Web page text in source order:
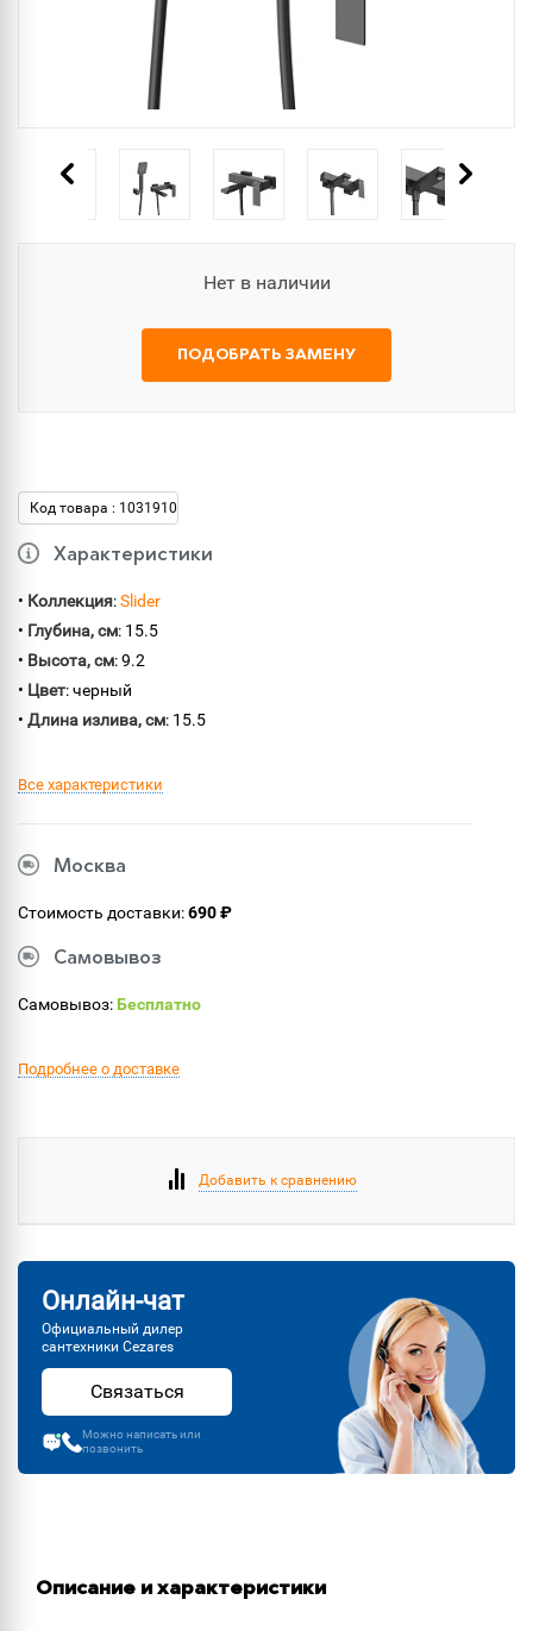
Нет в наличии
ПОДОБРАТЬ ЗАМЕНУ
Код товара : 1031910
Характеристики
• Коллекция:Slider
• Глубина, см: 15.5
• Высота, см: 9.2
• Цвет: черный
• Длина излива, см: 15.5
Все характеристики
Москва
Стоимость доставки:690 ₽
Самовывоз
Самовывоз:Бесплатно
Подробнее о доставке
Добавить к сравнению
Онлайн-чат
Официальный дилер
сантехники Cezares
Связаться
Можно написать или
позвонить
Описание и характеристики